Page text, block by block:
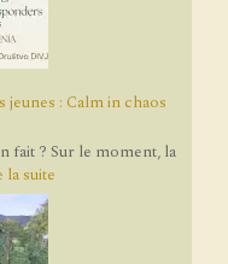
jeunes : Calm in chaos
fait ? Sur le moment, la
la suite